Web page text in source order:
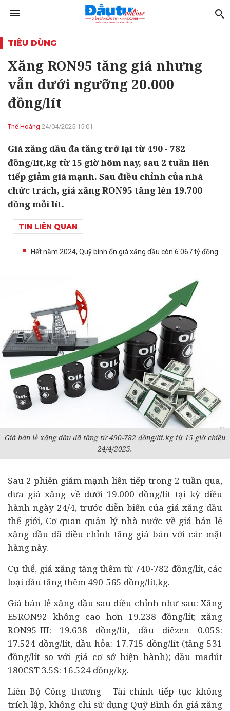
TIÊU DÙNG
Xăng RON95 tăng giá nhưng
vẫn dưới ngưỡng 20.000
đồng/lít
Thế Hoàng 24/04/2025 15:01
Giá xăng dầu đã tăng trở lại từ 490 - 782
đồng/lít,kg từ 15 giờ hôm nay, sau 2 tuần liên
tiếp giảm giá mạnh. Sau điều chỉnh của nhà
chức trách, giá xăng RON95 tăng lên 19.700
đồng mỗi lít.
TIN LIÊN QUAN
Hết năm 2024, Quỹ bình ổn giá xăng dầu còn 6.067 tỷ đồng
Giá bán lẻ xăng dầu đã tăng từ 490-782 đồng/lít,kg từ 15 giờ chiều
24/4/2025.
Sau 2 phiên giảm mạnh liên tiếp trong 2 tuần qua,
đưa giá xăng về dưới 19.000 đồng/lít tại kỳ điều
hành ngày 24/4, trước diễn biến của giá xăng dầu
thế giới, Cơ quan quản lý nhà nước về giá bán lẻ
xăng dầu đã điều chỉnh tăng giá bán với các mặt
hàng này.
Cụ thể, giá xăng tăng thêm từ 740-782 đồng/lít, các
loại dầu tăng thêm 490-565 đồng/lít,kg.
Giá bán lẻ xăng dầu sau điều chỉnh như sau: Xăng
E5RON92 không cao hơn 19.238 đồng/lít; xăng
RON95-III: 19.638 đồng/lít, dầu điêzen 0.05S:
17.524 đồng/lít, dầu hỏa: 17.715 đồng/lít (tăng 531
đồng/lít so với giá cơ sở hiện hành); dầu madút
180CST 3.5S: 16.524 đồng/kg.
Liên Bộ Công thương - Tài chính tiếp tục không
trích lập, không chi sử dụng Quỹ Bình ổn giá xăng